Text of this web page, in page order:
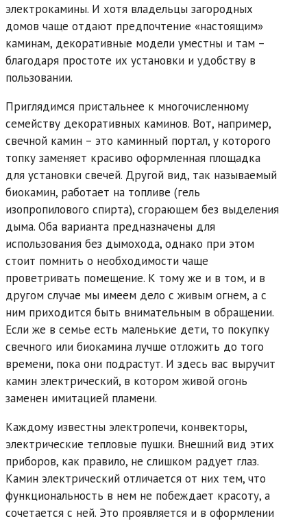
электрокамины. И хотя владельцы загородных
домов чаще отдают предпочтение «настоящим»
каминам, декоративные модели уместны и там –
благодаря простоте их установки и удобству в
пользовании.
Приглядимся пристальнее к многочисленному
семейству декоративных каминов. Вот, например,
свечной камин – это каминный портал, у которого
топку заменяет красиво оформленная площадка
для установки свечей. Другой вид, так называемый
биокамин, работает на топливе (гель
изопропилового спирта), сгорающем без выделения
дыма. Оба варианта предназначены для
использования без дымохода, однако при этом
стоит помнить о необходимости чаще
проветривать помещение. К тому же и в том, и в
другом случае мы имеем дело с живым огнем, а с
ним приходится быть внимательным в обращении.
Если же в семье есть маленькие дети, то покупку
свечного или биокамина лучше отложить до того
времени, пока они подрастут. И здесь вас выручит
камин электрический, в котором живой огонь
заменен имитацией пламени.
Каждому известны электропечи, конвекторы,
электрические тепловые пушки. Внешний вид этих
приборов, как правило, не слишком радует глаз.
Камин электрический отличается от них тем, что
функциональность в нем не побеждает красоту, а
сочетается с ней. Это проявляется и в оформлении